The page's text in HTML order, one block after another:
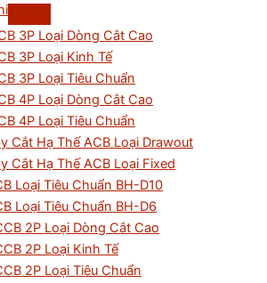
3P Loại Dòng Cắt Cao
3P Loại Kinh Tế
3P Loại Tiêu Chuẩn
4P Loại Dòng Cắt Cao
4P Loại Tiêu Chuẩn
Cắt Hạ Thế ACB Loại Drawout
Cắt Hạ Thế ACB Loại Fixed
Loại Tiêu Chuẩn BH-D10
Loại Tiêu Chuẩn BH-D6
2P Loại Dòng Cắt Cao
2P Loại Kinh Tế
2P Loại Tiêu Chuẩn